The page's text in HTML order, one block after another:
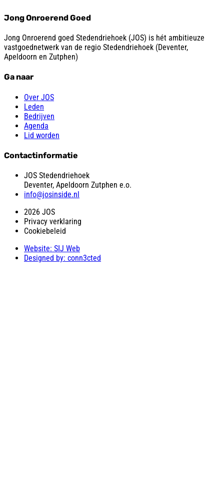
Jong Onroerend Goed
Jong Onroerend goed Stedendriehoek (JOS) is hét ambitieuze
vastgoednetwerk van de regio Stedendriehoek (Deventer,
Apeldoorn en Zutphen)
Ga naar
Over JOS
Leden
Bedrijven
Agenda
Lid worden
Contactinformatie
JOS Stedendriehoek
Deventer, Apeldoorn Zutphen e.o.
info@josinside.nl
2026 JOS
Privacy verklaring
Cookiebeleid
Website: SIJ Web
Designed by: conn3cted